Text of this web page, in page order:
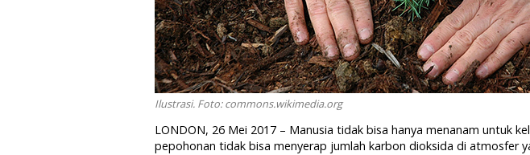
Ilustrasi. Foto: commons.wikimedia.org
LONDON, 26 Mei 2017 – Manusia tidak bisa hanya menanam untuk
pepohonan tidak bisa menyerap jumlah karbon dioksida di atmosfer